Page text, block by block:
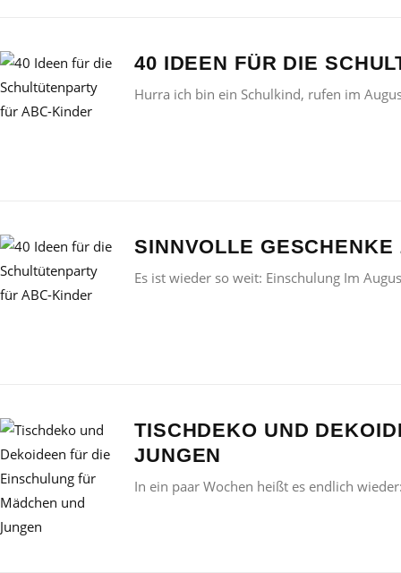
40 IDEEN FÜR DIE
Hurra ich bin ein Schulkind, rufen im
SINNVOLLE
Es ist wieder so weit: Einschulung Im
TISCHDEKO UND
JUNGEN
In ein paar Wochen heißt es endlich